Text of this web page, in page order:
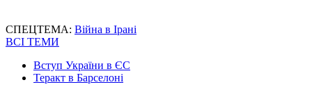
СПЕЦТЕМА: Війна в Ірані
ВСІ ТЕМИ
Вступ України в ЄС
Теракт в Барселоні